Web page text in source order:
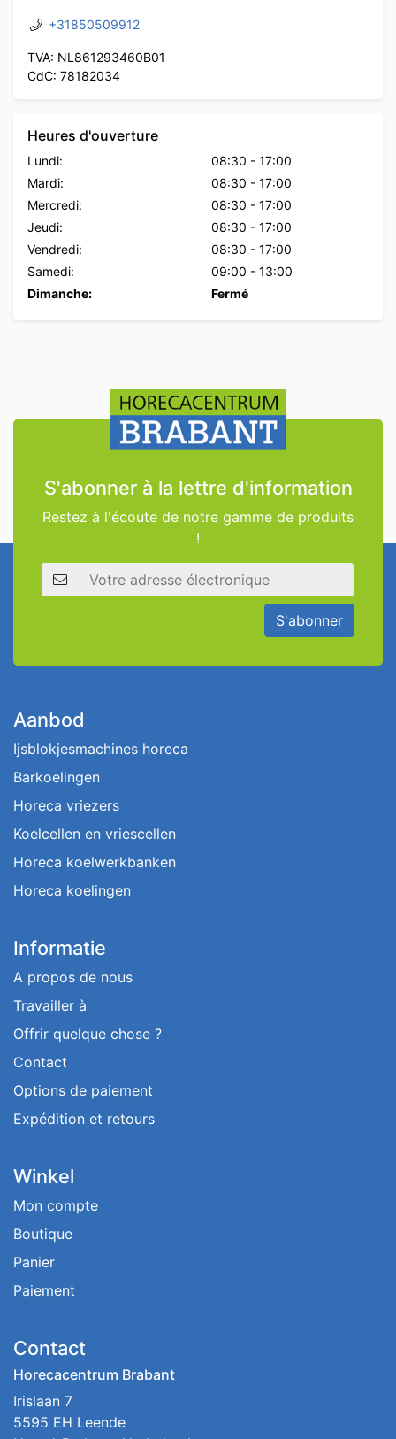
+31850509912
TVA: NL861293460B01
CdC: 78182034
Heures d'ouverture
Lundi: 08:30 - 17:00
Mardi:
08:30 - 17:00
Mercredi:
08:30 - 17:00
Jeudi:
08:30 - 17:00
Vendredi:
08:30 - 17:00
Samedi:
09:00 - 13:00
Dimanche:
Fermé
S'abonner à la lettre d'information
Restez à l'écoute de notre gamme de produits
!
Adresse électronique
S'abonner
Aanbod
Ijsblokjesmachines horeca
Barkoelingen
Horeca vriezers
Koelcellen en vriescellen
Horeca koelwerkbanken
Horeca koelingen
Informatie
A propos de nous
Travailler à
Offrir quelque chose ?
Contact
Options de paiement
Expédition et retours
Winkel
Mon compte
Boutique
Panier
Paiement
Contact
Horecacentrum Brabant
Irislaan 7
5595 EH Leende